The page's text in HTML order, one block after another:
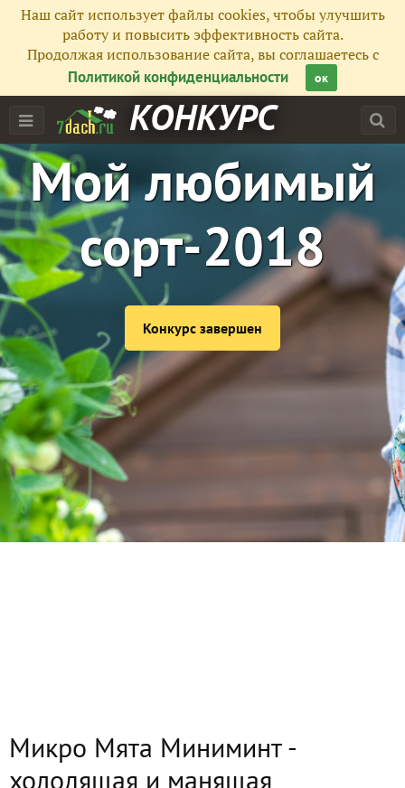
КОНКУРС
Мой любимый
сорт-2018
Конкурс завершен
Наш сайт использует файлы cookies, чтобы улучшить
работу и повысить эффективность сайта.
Продолжая использование сайта, вы соглашаетесь с
Политикой конфиденциальности
ок
Микро Мята Миниминт -
холодящая и манящая